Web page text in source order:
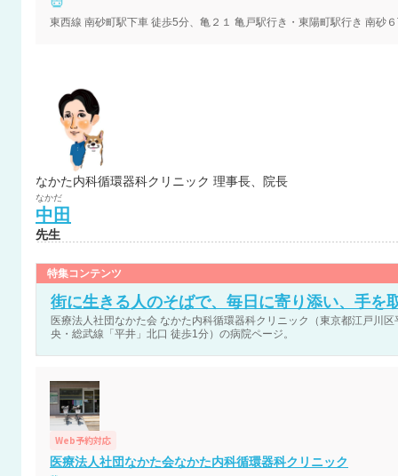
なかた内科循環器科クリニック 理事長、院長
なかだ
中田
先生
特集コンテンツ
街に生きる人のそばで、毎日に寄り添い、手を
医療法人社団なかた会 なかた内科循環器科クリニック（東京都江戸川
央・総武線「平井」北口 徒歩1分）の病院ページ。
Web予約対応
医療法人社団なかた会なかた内科循環器科クリニック